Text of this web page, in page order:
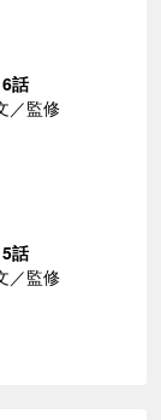
話
／監修
話
／監修